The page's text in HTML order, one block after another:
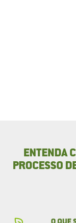
ENTENDA
PROCESSO